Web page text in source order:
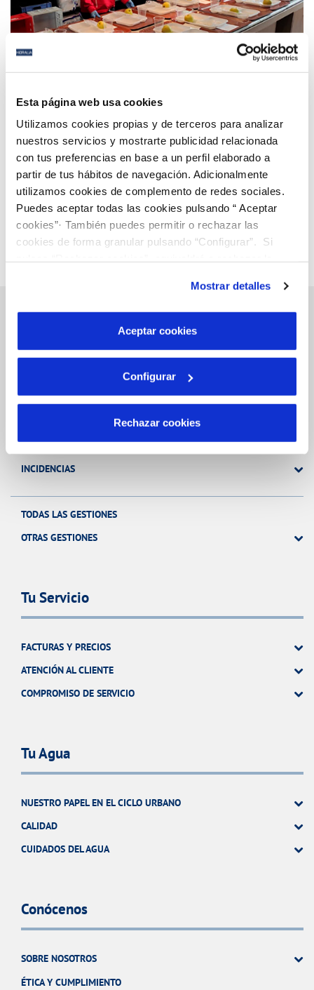
Esta página web usa cookies
Utilizamos cookies propias y de terceros para analizar
nuestros servicios y mostrarte publicidad relacionada
con tus preferencias en base a un perfil elaborado a
partir de tus hábitos de navegación. Adicionalmente
utilizamos cookies de complemento de redes sociales.
Puedes aceptar todas las cookies pulsando “ Aceptar
cookies”· También puedes permitir o rechazar las
cookies de forma granular pulsando “Configurar”. Si
son indispensables para que el sitio web funcione y que
por tanto no se pueden desactivar. Puedes consultar
más información en nuestraPolítica de Cookies
Mostrar detalles
Aceptar cookies
Configurar
Rechazar cookies
La campaña ‘Cruz Roja Responde’ apoyada por
personas vulnerables
Página 75 de 112
Anterior Siguiente
Gestiones Online
FACTURAS, PAGOS Y CONSUMOS
MODIFICACIÓN DE DATOS
INCIDENCIAS
TODAS LAS GESTIONES
OTRAS GESTIONES
Tu Servicio
FACTURAS Y PRECIOS
ATENCIÓN AL CLIENTE
COMPROMISO DE SERVICIO
Tu Agua
NUESTRO PAPEL EN EL CICLO URBANO
CALIDAD
CUIDADOS DEL AGUA
Conócenos
SOBRE NOSOTROS
ÉTICA Y CUMPLIMIENTO